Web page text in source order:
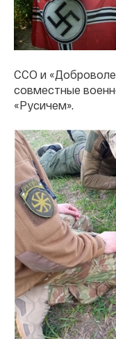
ССО и
совместные
«Русичем».